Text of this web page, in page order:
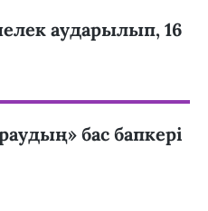
аударылып, 16
бас бапкері